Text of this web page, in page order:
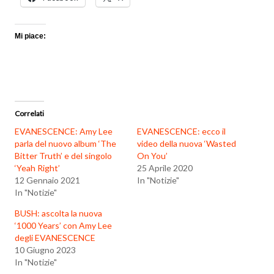
Mi piace:
Correlati
EVANESCENCE: Amy Lee
parla del nuovo album ‘The
Bitter Truth’ e del singolo
‘Yeah Right’
12 Gennaio 2021
In "Notizie"
EVANESCENCE: ecco il
video della nuova ‘Wasted
On You’
25 Aprile 2020
In "Notizie"
BUSH: ascolta la nuova
‘1000 Years’ con Amy Lee
degli EVANESCENCE
10 Giugno 2023
In "Notizie"